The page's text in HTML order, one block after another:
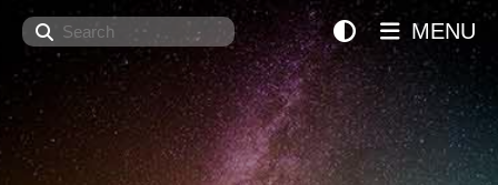
Search MENU